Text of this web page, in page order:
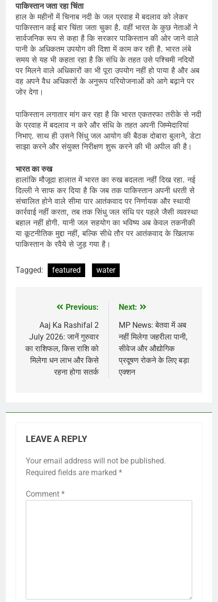
पाकिस्तान जता रहा चिंता
हाल के महीनों में चिनाब नदी के जल प्रवाह में बदलाव को लेकर
पाकिस्तान कई बार चिंता जता चुका है. वहीं भारत के कुछ नेताओं ने
सार्वजनिक रूप से कहा है कि सरकार पाकिस्तान की ओर जाने वाले
पानी के अधिकतम उपयोग की दिशा में काम कर रही है. भारत लंबे
समय से यह भी कहता रहा है कि संधि के तहत उसे पश्चिमी नदियों
पर मिलने वाले अधिकारों का भी पूरा उपयोग नहीं हो पाया है और अब
वह अपने वैध अधिकारों के अनुरूप परियोजनाओं को आगे बढ़ाने पर
जोर देगा।
पाकिस्तान लगातार मांग कर रहा है कि भारत एकतरफा तरीके से नदी
के प्रवाह में बदलाव न करे और संधि के तहत अपनी जिम्मेदारियां
निभाए. साथ ही उसने सिंधु जल आयोग की बैठक दोबारा बुलाने, डेटा
साझा करने और संयुक्त निरीक्षण शुरू करने की भी अपील की है।
भारत का रुख
हालांकि मौजूदा हालात में भारत का रुख बदलता नहीं दिख रहा. नई
दिल्ली ने साफ कर दिया है कि जब तक पाकिस्तान अपनी धरती से
संचालित होने वाले सीमा पार आतंकवाद पर निर्णायक और स्थायी
कार्रवाई नहीं करता, तब तक सिंधु जल संधि पर पहले जैसी व्यवस्था
बहाल नहीं होगी. यानी जल सहयोग का भविष्य अब केवल तकनीकी
या कूटनीतिक मुद्दा नहीं, बल्कि सीधे तौर पर आतंकवाद के खिलाफ
पाकिस्तान के रवैये से जुड़ गया है।
Tagged: featured water
navigation
Previous:
Aaj Ka Rashifal 2
July 2026: जानें गुरुवार
का राशिफल, किस राशि को
मिलेगा धन लाभ और किसे
रहना होगा सतर्क
Next:
MP News: बेतवा में अब
नहीं मिलेगा जहरीला पानी,
सीवेज और औद्योगिक
प्रदूषण रोकने के लिए बड़ा
एक्शन
LEAVE A REPLY
Your email address will not be published.
Required fields are marked *
Comment *